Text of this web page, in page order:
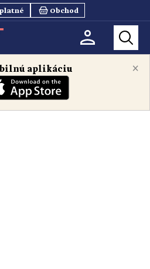
Obchod
×
aplikáciu